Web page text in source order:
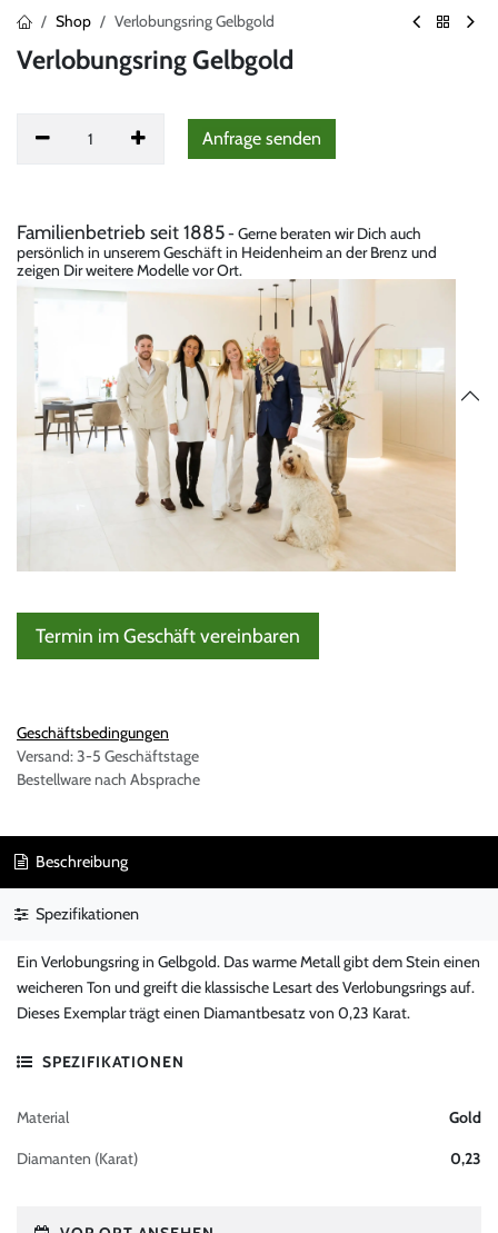
Shop Verlobungsring Gelbgold
Verlobungsring Gelbgold
Anfrag​e senden
Familienbetrieb seit 1885- Gerne beraten wir Dich auch
persönlich in unserem Geschäft in Heidenheim an der Brenz und
zeigen Dir weitere Modelle vor Ort.
Termin im Geschäft vereinbaren
Geschäftsbedingungen
Versand: 3-5 Geschäftstage
Bestellware nach Absprache
Beschreibung
Spezifikationen
Ein Verlobungsring in Gelbgold. Das warme Metall gibt dem Stein einen
weicheren Ton und greift die klassische Lesart des Verlobungsrings auf.
Dieses Exemplar trägt einen Diamantbesatz von 0,23 Karat.
SPEZIFIKATIONEN
Material Gold
Diamanten (Karat) 0,23